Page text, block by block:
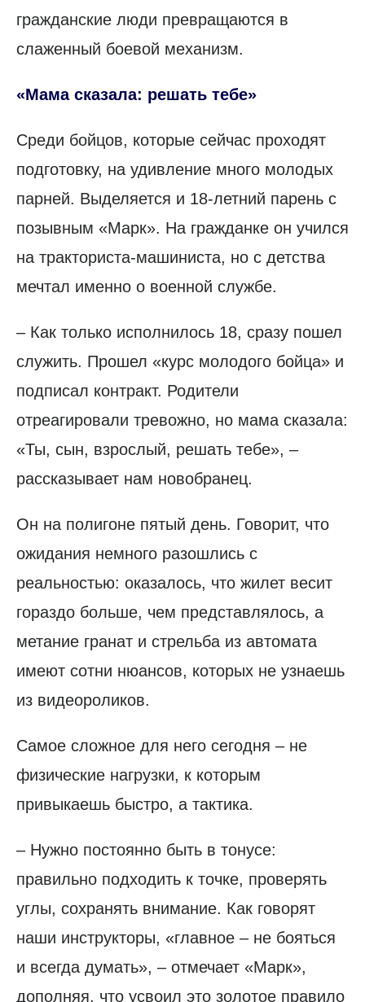
гражданские люди превращаются в
слаженный боевой механизм.
«Мама сказала: решать тебе»
Среди бойцов, которые сейчас проходят
подготовку, на удивление много молодых
парней. Выделяется и 18-летний парень с
позывным «Марк». На гражданке он учился
на тракториста-машиниста, но с детства
мечтал именно о военной службе.
– Как только исполнилось 18, сразу пошел
служить. Прошел «курс молодого бойца» и
подписал контракт. Родители
отреагировали тревожно, но мама сказала:
«Ты, сын, взрослый, решать тебе», –
рассказывает нам новобранец.
Он на полигоне пятый день. Говорит, что
ожидания немного разошлись с
реальностью: оказалось, что жилет весит
гораздо больше, чем представлялось, а
метание гранат и стрельба из автомата
имеют сотни нюансов, которых не узнаешь
из видеороликов.
Самое сложное для него сегодня – не
физические нагрузки, к которым
привыкаешь быстро, а тактика.
– Нужно постоянно быть в тонусе:
правильно подходить к точке, проверять
углы, сохранять внимание. Как говорят
наши инструкторы, «главное – не бояться
и всегда думать», – отмечает «Марк»,
дополняя, что усвоил это золотое правило